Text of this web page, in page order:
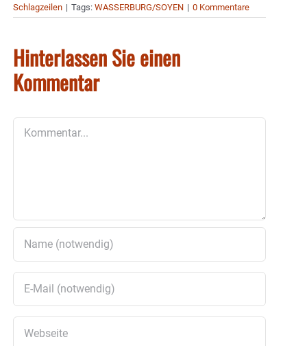
Schlagzeilen | Tags: WASSERBURG/SOYEN | 0 Kommentare
Hinterlassen Sie einen
Kommentar